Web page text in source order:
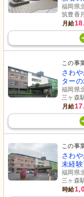
福岡県
筑豊香
月給
この事
さわ
ター
福岡県
三ヶ森
月給
この事
さわ
未経
福岡県
三ヶ森
時給